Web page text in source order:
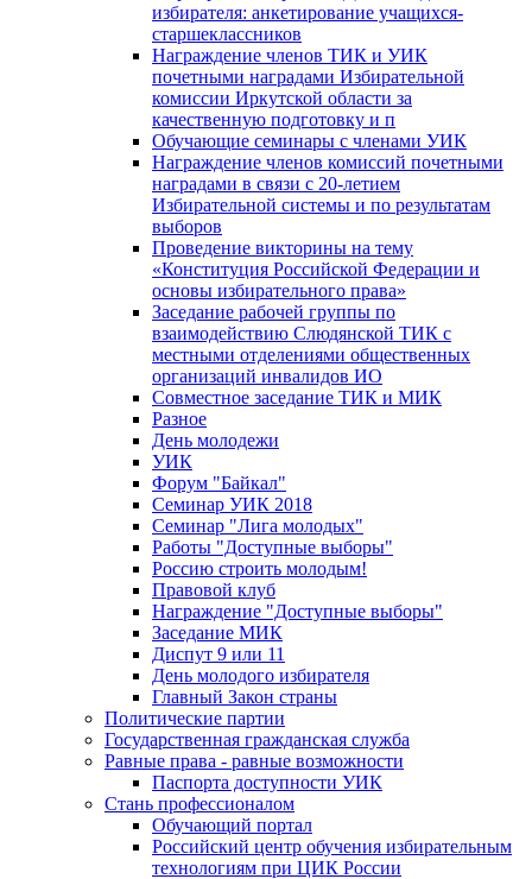
избирателя: анкетирование учащихся-
старшеклассников
Награждение членов ТИК и УИК
почетными наградами Избирательной
комиссии Иркутской области за
качественную подготовку и п
Обучающие семинары с членами УИК
Награждение членов комиссий почетными
наградами в связи с 20-летием
Избирательной системы и по результатам
выборов
Проведение викторины на тему
«Конституция Российской Федерации и
основы избирательного права»
Заседание рабочей группы по
взаимодействию Слюдянской ТИК с
местными отделениями общественных
организаций инвалидов ИО
Совместное заседание ТИК и МИК
Разное
День молодежи
УИК
Форум "Байкал"
Семинар УИК 2018
Семинар "Лига молодых"
Работы "Доступные выборы"
Россию строить молодым!
Правовой клуб
Награждение "Доступные выборы"
Заседание МИК
Диспут 9 или 11
День молодого избирателя
Главный Закон страны
Политические партии
Государственная гражданская служба
Равные права - равные возможности
Паспорта доступности УИК
Стань профессионалом
Обучающий портал
Российский центр обучения избирательным
технологиям при ЦИК России